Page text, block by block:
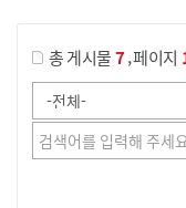
총 게시물7,페이지